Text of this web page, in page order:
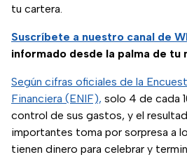
tu cartera.
Suscríbete a nuestro canal de
informado desde la palma de tu
Según cifras oficiales de la
Financiera (ENIF), (se abre en
solo 4 de cada
control de sus gastos, y el
importantes toma por sorpresa a
tienen dinero para celebrar y